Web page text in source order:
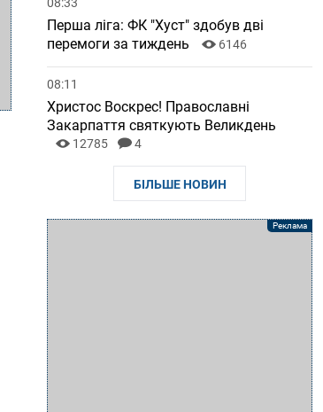
Перша ліга: ФК "Хуст" здобув дві
перемоги за тиждень
6146
08:11
Христос Воскрес! Православні
Закарпаття святкують Великдень
12785 4
БІЛЬШЕ НОВИН